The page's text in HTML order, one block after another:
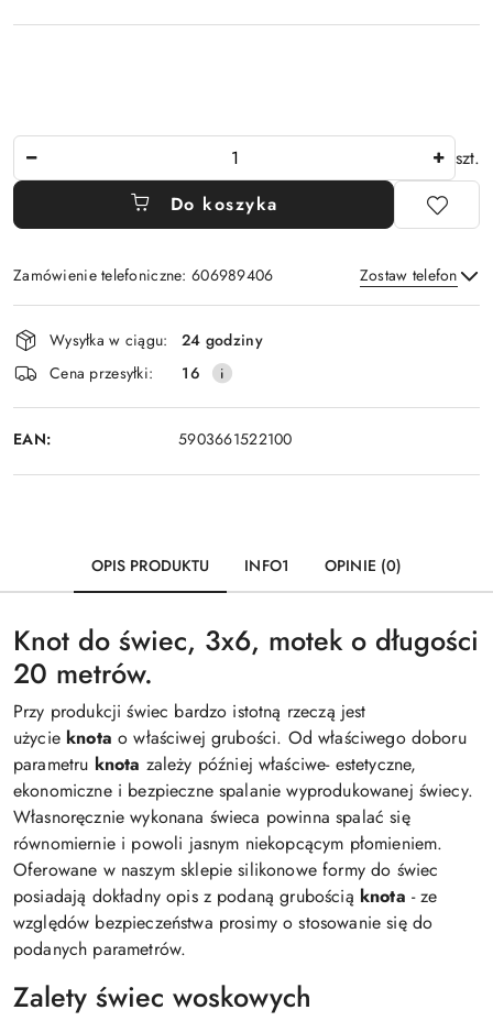
szt.
Do koszyka
Zamówienie telefoniczne: 606989406 Zostaw telefon
Wyślij
Dostępność
i
dostawa
Wysyłka w ciągu:
24 godziny
Cena przesyłki:
16
EAN: 5903661522100
OPIS PRODUKTU INFO1 OPINIE (0)
Knot do świec, 3x6, motek o długości
20 metrów.
Przy produkcji świec bardzo istotną rzeczą jest
użycie knota o właściwej grubości. Od właściwego doboru
parametru knota zależy później właściwe- estetyczne,
ekonomiczne i bezpieczne spalanie wyprodukowanej świecy.
Własnoręcznie wykonana świeca powinna spalać się
równomiernie i powoli jasnym niekopcącym płomieniem.
Oferowane w naszym sklepie silikonowe formy do świec
posiadają dokładny opis z podaną grubością knota - ze
względów bezpieczeństwa prosimy o stosowanie się do
podanych parametrów.
Zalety świec woskowych